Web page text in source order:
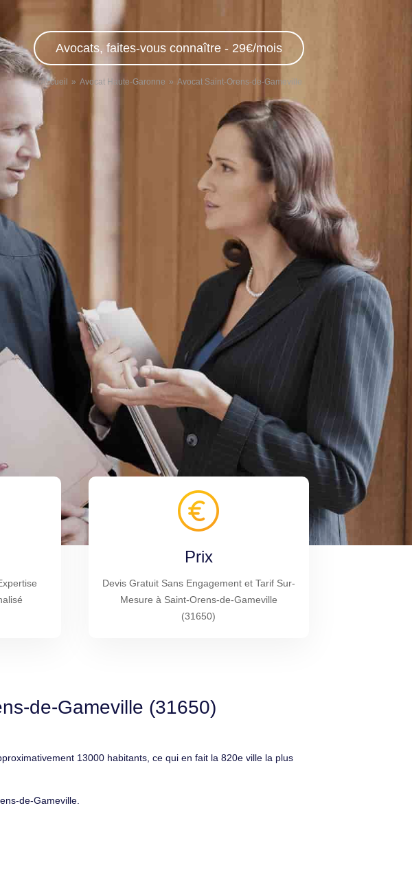
Avocats, faites-vous connaître - 29€/mois
Accueil Avocat Haute-Garonne Avocat Saint-Orens-de-Gameville
Prix
Devis Gratuit Sans Engagement et Tarif Sur-
Mesure à Saint-Orens-de-Gameville
(31650)
de-Gameville (31650)
13000 habitants, ce qui en fait la 820e ville la plus
de-Gameville.